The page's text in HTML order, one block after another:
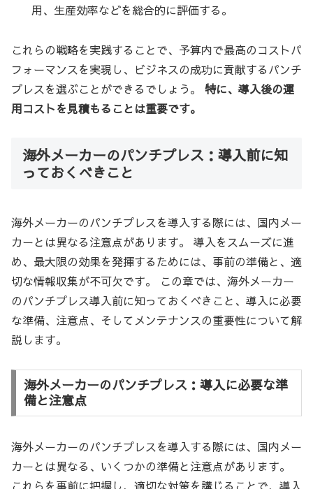
用、生産効率などを総合的に評価する。
これらの戦略を実践することで、予算内で最高のコストパ
フォーマンスを実現し、ビジネスの成功に貢献するパンチ
プレスを選ぶことができるでしょう。 特に、導入後の運
用コストを見積もることは重要です。
海外メーカーのパンチプレス：導入前に知
っておくべきこと
海外メーカーのパンチプレスを導入する際には、国内メー
カーとは異なる注意点があります。 導入をスムーズに進
め、最大限の効果を発揮するためには、事前の準備と、適
切な情報収集が不可欠です。 この章では、海外メーカー
のパンチプレス導入前に知っておくべきこと、導入に必要
な準備、注意点、そしてメンテナンスの重要性について解
説します。
海外メーカーのパンチプレス：導入に必要な準
備と注意点
海外メーカーのパンチプレスを導入する際には、国内メー
カーとは異なる、いくつかの準備と注意点があります。
これらを事前に把握し、適切な対策を講じることで、導入